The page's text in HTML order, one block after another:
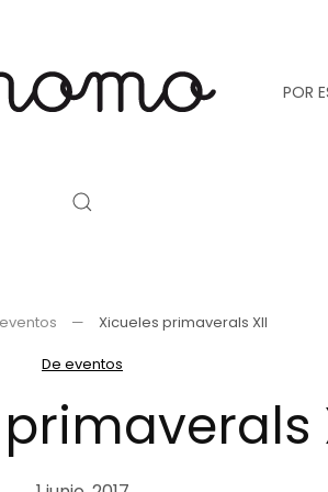
POR
Xicueles primaverals XII
De eventos